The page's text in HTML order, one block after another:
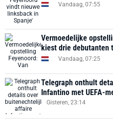
Vandaag, 07:55
Vermoedelijke
kiest drie debutanten
Vandaag, 07:25
Telegraph onthult
Infantino met UEFA-
Gisteren, 23:14